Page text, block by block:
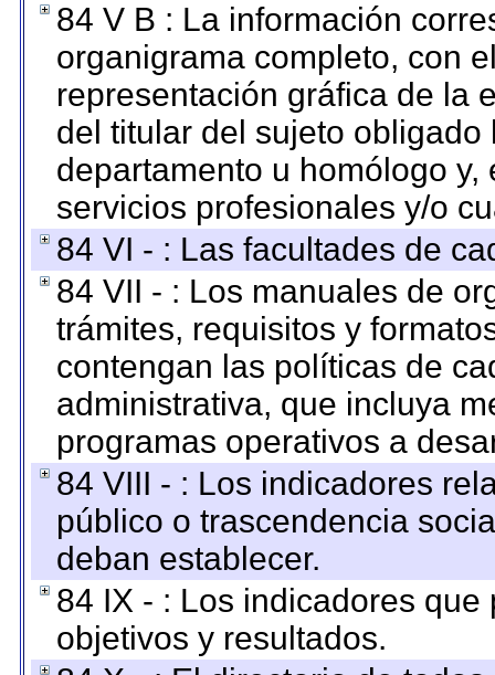
84 V B : La información
organigrama completo, con
representación gráfica de la
del titular del sujeto
departamento u homólogo
servicios profesionales y/o
84 VI - : Las facultades de
84 VII - : Los manuales de
trámites, requisitos y
contengan las políticas de
administrativa, que incluya
programas operativos a
84 VIII - : Los indicadores
público o trascendencia
deban establecer.
84 IX - : Los indicadores
objetivos y resultados.